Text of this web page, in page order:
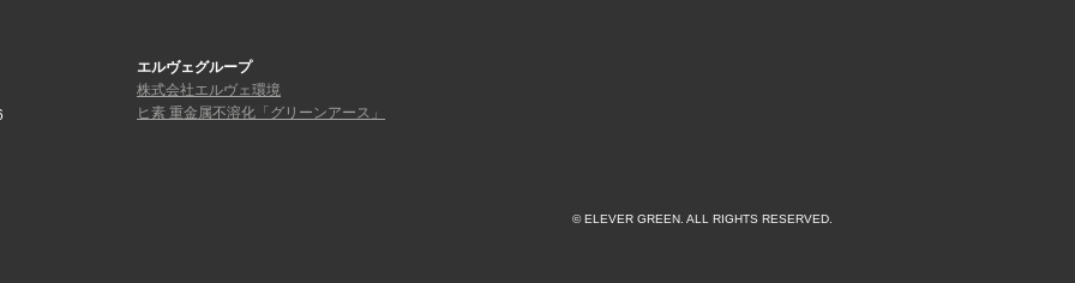
エルヴェグループ
株式会社エルヴェ環境
ヒ素 重金属不溶化「グリーンアース」
© ELEVER GREEN. ALL RIGHTS RESERVED.